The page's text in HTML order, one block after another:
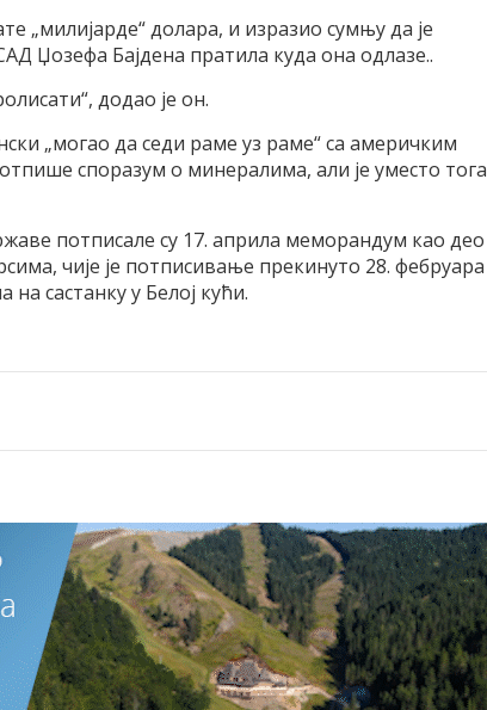
„милијарде“ долара, и изразио сумњу да је
Џозефа Бајдена пратила куда она одлазе..
додао је он.
„могао да седи раме уз раме“ са америчким
споразум о минералима, али је уместо тога
потписале су 17. априла меморандум као део
чије је потписивање прекинуто 28. фебруара
састанку у Белој кући.